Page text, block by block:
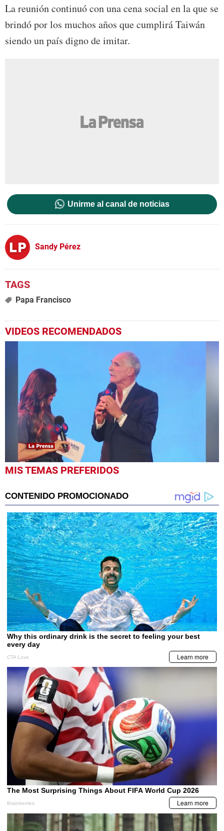
La reunión continuó con una cena social en la que se
brindó por los muchos años que cumplirá Taiwán
siendo un país digno de imitar.
Unirme al canal de noticias
Sandy Pérez
Papa Francisco
VIDEOS RECOMENDADOS
0
seconds
seconds
MIS TEMAS PREFERIDOS